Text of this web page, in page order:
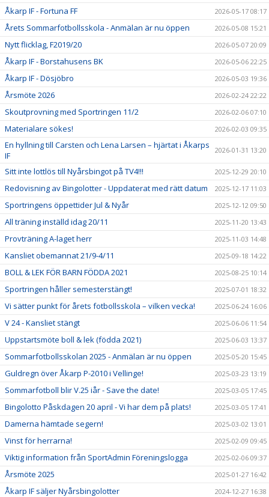
Åkarp IF - Fortuna FF 2026-05-17 08:17
Årets Sommarfotbollsskola - Anmälan är nu öppen 2026-05-08 15:21
Nytt flicklag, F2019/20 2026-05-07 20:09
Åkarp IF - Borstahusens BK 2026-05-06 22:25
Åkarp IF - Dösjöbro 2026-05-03 19:36
Årsmöte 2026 2026-02-24 22:22
Skoutprovning med Sportringen 11/2 2026-02-06 07:10
Materialare sökes! 2026-02-03 09:35
En hyllning till Carsten och Lena Larsen – hjärtat i Åkarps
IF
2026-01-31 13:20
Sitt inte lottlös till Nyårsbingot på TV4!!! 2025-12-29 20:10
Redovisning av Bingolotter - Uppdaterat med rätt datum 2025-12-17 11:03
Sportringens öppettider Jul & Nyår 2025-12-12 09:50
All träning inställd idag 20/11 2025-11-20 13:43
Provträning A-laget herr 2025-11-03 14:48
Kansliet obemannat 21/9-4/11 2025-09-18 14:22
BOLL & LEK FÖR BARN FÖDDA 2021 2025-08-25 10:14
Sportringen håller semesterstängt! 2025-07-01 18:32
Vi sätter punkt för årets fotbollsskola – vilken vecka! 2025-06-24 16:06
V 24 - Kansliet stängt 2025-06-06 11:54
Uppstartsmöte boll & lek (födda 2021) 2025-06-03 13:37
Sommarfotbollsskolan 2025 - Anmälan är nu öppen 2025-05-20 15:45
Guldregn över Åkarp P-2010 i Vellinge! 2025-03-23 13:19
Sommarfotboll blir V.25 iår - Save the date! 2025-03-05 17:45
Bingolotto Påskdagen 20 april - Vi har dem på plats! 2025-03-05 17:41
Damerna hämtade segern! 2025-03-02 13:01
Vinst för herrarna! 2025-02-09 09:45
Viktig information från SportAdmin Föreningslogga 2025-02-06 09:37
Årsmöte 2025 2025-01-27 16:42
Åkarp IF säljer Nyårsbingolotter 2024-12-27 16:38